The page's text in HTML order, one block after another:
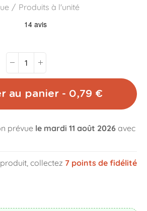
Produits à l'unité
au panier - 0,79 €
prévue le mardi 11 août 2026 avec
collectez 7points de fidélité